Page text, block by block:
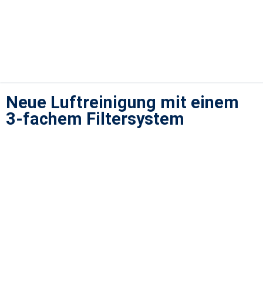
Neue Luftreinigung mit einem
3-fachem Filtersystem